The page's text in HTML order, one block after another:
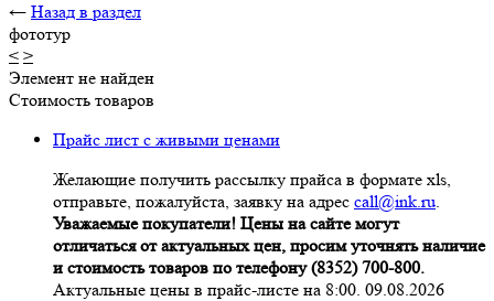
← Назад в раздел
фототур
< >
Элемент не найден
Стоимость товаров
Прайс лист с живыми ценами
Желающие получить рассылку прайса в формате xls,
отправьте, пожалуйста, заявку на адрес call@ink.ru.
Уважаемые покупатели! Цены на сайте могут
отличаться от актуальных цен, просим уточнять наличие
и стоимость товаров по телефону (8352) 700-800.
Актуальные цены в прайс-листе на 8:00. 09.08.2026